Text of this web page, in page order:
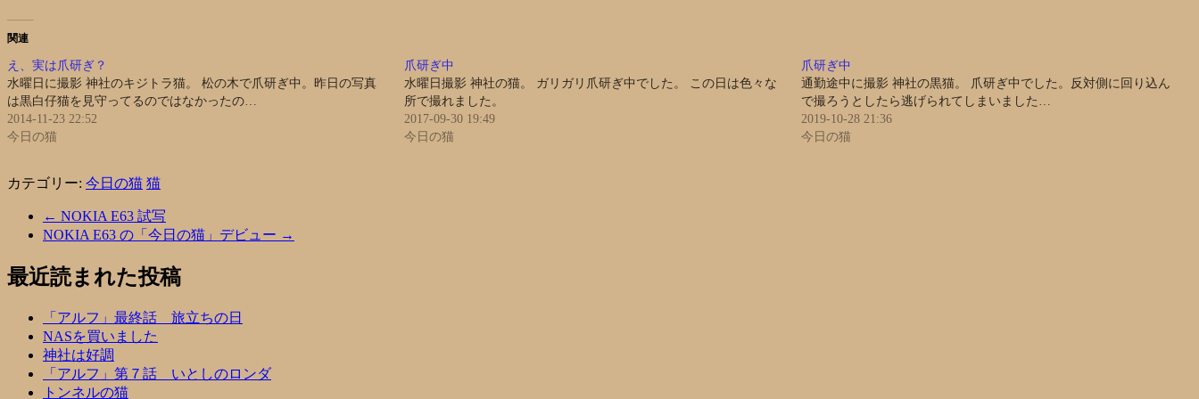
関連
え、実は爪研ぎ？
水曜日に撮影 神社のキジトラ猫。 松の木で爪研ぎ中。昨日の写真
は黒白仔猫を見守ってるのではなかったの…
2014-11-23 22:52
今日の猫
爪研ぎ中
水曜日撮影 神社の猫。 ガリガリ爪研ぎ中でした。 この日は色々な
所で撮れました。
2017-09-30 19:49
今日の猫
爪研ぎ中
通勤途中に撮影 神社の黒猫。 爪研ぎ中でした。反対側に回り込ん
で撮ろうとしたら逃げられてしまいました…
2019-10-28 21:36
今日の猫
カテゴリー: 今日の猫 猫
← NOKIA E63 試写
NOKIA E63 の「今日の猫」デビュー →
最近読まれた投稿
「アルフ」最終話 旅立ちの日
NASを買いました
神社は好調
「アルフ」第７話 いとしのロンダ
トンネルの猫